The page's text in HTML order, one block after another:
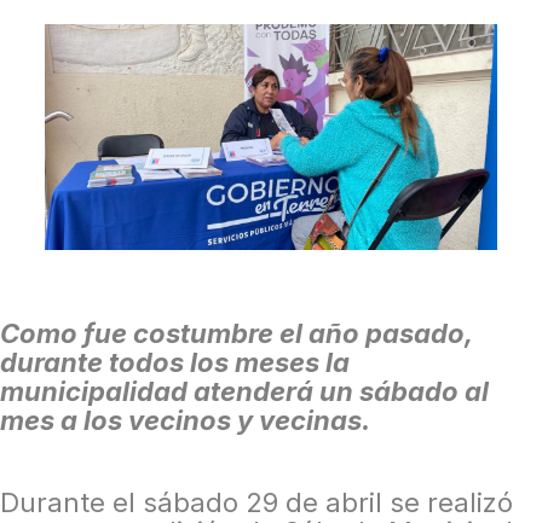
Como fue costumbre el año pasado,
durante todos los meses la
municipalidad atenderá un sábado al
mes a los vecinos y vecinas.
Durante el sábado 29 de abril se realizó